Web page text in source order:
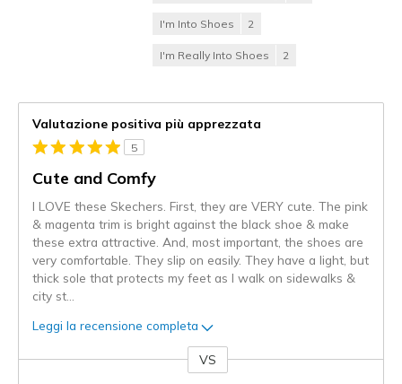
I'm Into Shoes 2
I'm Really Into Shoes 2
Valutazione positiva più apprezzata
5
Cute and Comfy
I LOVE these Skechers. First, they are VERY cute. The pink
& magenta trim is bright against the black shoe & make
these extra attractive. And, most important, the shoes are
very comfortable. They slip on easily. They have a light, but
thick sole that protects my feet as I walk on sidewalks &
city st
Leggi la recensione completa
VS